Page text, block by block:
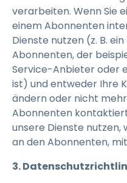
verarbeiten. Wenn Sie
einem Abonnenten
Dienste nutzen (z. B.
Abonnenten, der
Service-Anbieter oder
ist) und entweder Ihre
ändern oder nicht
Abonnenten
unsere Dienste nutzen,
an den Abonnenten,
3.